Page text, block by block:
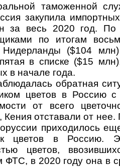
таможенной
закупила
за весь 2020 год. По
по итогам
Нидерланды ($104
в списке ($15
в начале года.
обратная
цветов в Россию
от всего
отставали от
приходилось
цветов в Россию.
цветов,
в 2020 году она в